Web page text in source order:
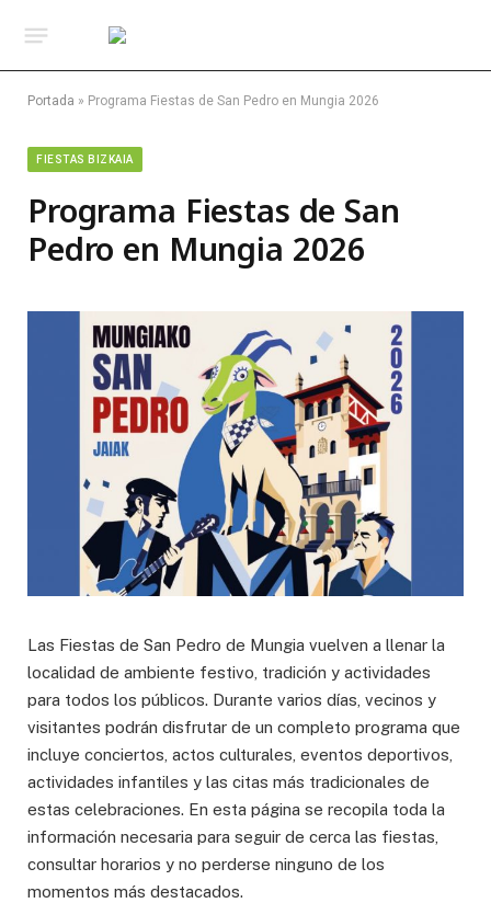
Portada » Programa Fiestas de San Pedro en Mungia 2026
FIESTAS BIZKAIA
Programa Fiestas de San
Pedro en Mungia 2026
Las Fiestas de San Pedro de Mungia vuelven a llenar la
localidad de ambiente festivo, tradición y actividades
para todos los públicos. Durante varios días, vecinos y
visitantes podrán disfrutar de un completo programa que
incluye conciertos, actos culturales, eventos deportivos,
actividades infantiles y las citas más tradicionales de
estas celebraciones. En esta página se recopila toda la
información necesaria para seguir de cerca las fiestas,
consultar horarios y no perderse ninguno de los
momentos más destacados.